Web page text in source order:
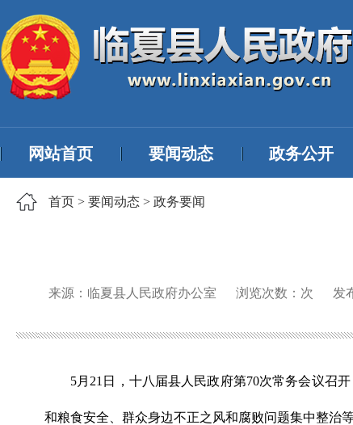
网站首页 要闻动态 政务公开
首页 > 要闻动态 > 政务要闻
来源：临夏县人民政府办公室 浏览次数： 次 发
5月21日，十八届县人民政府第70次常务会议召
和粮食安全、群众身边不正之风和腐败问题集中整治